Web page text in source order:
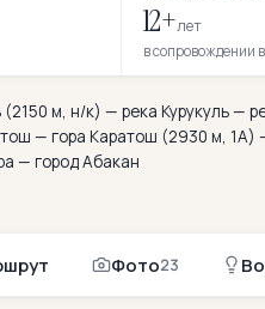
12+лет
в сопровождении
(2150 м, н/к) — река Курукуль
— гора Каратош (2930 м,
— город Абакан
Фото23